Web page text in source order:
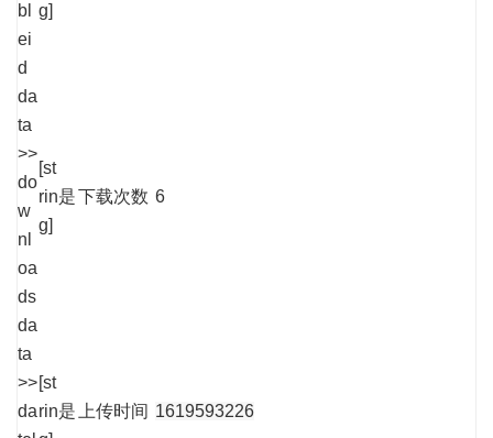
bl
ei
d
g]
da
ta
>>
do
w
nl
oa
ds
[st
rin
g]
是下载次数 6
da
ta
>>
da
[st
rin是 上传时间 1619593226